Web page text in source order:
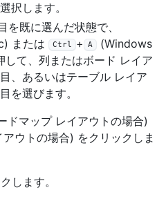
択します。
を既に選んだ状態で、
または Ctrl + A
(Windows
して、列またはボード レイア
、あるいはテーブル レイア
を選びます。
ドマップ レイアウトの場合)
ウトの場合) をクリックしま
します。